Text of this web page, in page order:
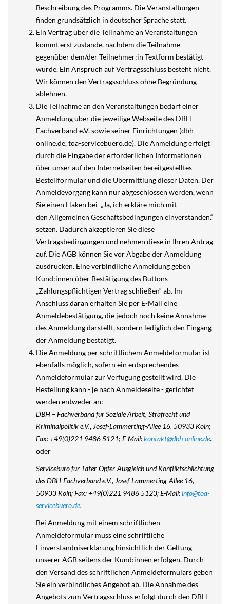
Beschreibung des Programms. Die Veranstaltungen
finden grundsätzlich in deutscher Sprache statt.
Ein Vertrag über die Teilnahme an Veranstaltungen
kommt erst zustande, nachdem die Teilnahme
gegenüber dem/der Teilnehmer:in Textform bestätigt
wurde. Ein Anspruch auf Vertragsschluss besteht nicht.
Wir können den Vertragsschluss ohne Begründung
ablehnen.
Die Teilnahme an den Veranstaltungen bedarf einer
Anmeldung über die jeweilige Webseite des DBH-
Fachverband e.V. sowie seiner Einrichtungen (dbh-
online.de, toa-servicebuero.de). Die Anmeldung erfolgt
durch die Eingabe der erforderlichen Informationen
über unser auf den Internetseiten bereitgestelltes
Bestellformular und die Übermittlung dieser Daten. Der
Anmeldevorgang kann nur abgeschlossen werden, wenn
Sie einen Haken bei „Ja, ich erkläre mich mit
den Allgemeinen Geschäftsbedingungen einverstanden.“
setzen. Dadurch akzeptieren Sie diese
Vertragsbedingungen und nehmen diese in Ihren Antrag
auf. Die AGB können Sie vor Abgabe der Anmeldung
ausdrucken. Eine verbindliche Anmeldung geben
Kund:innen über Bestätigung des Buttons
„Zahlungspflichtigen Vertrag schließen“ ab. Im
Anschluss daran erhalten Sie per E-Mail eine
Anmeldebestätigung, die jedoch noch keine Annahme
des Anmeldung darstellt, sondern lediglich den Eingang
der Anmeldung bestätigt.
Die Anmeldung per schriftlichem Anmeldeformular ist
ebenfalls möglich, sofern ein entsprechendes
Anmeldeformular zur Verfügung gestellt wird. Die
Bestellung kann - je nach Anmeldeseite - gerichtet
werden entweder an:
DBH – Fachverband für Soziale Arbeit, Strafrecht und
Kriminalpolitik e.V., Josef-Lammerting-Allee 16, 50933 Köln;
Fax: +49(0)221 9486 5121; E-Mail:kontakt@dbh-online.de.
oder
Servicebüro für Täter-Opfer-Ausgleich und Konfliktschlichtung
des DBH-Fachverband e.V., Josef-Lammerting-Allee 16,
50933 Köln; Fax: +49(0)221 9486 5123; E-Mail:info@toa-
servicebuero.de.
Bei Anmeldung mit einem schriftlichen
Anmeldeformular muss eine schriftliche
Einverständniserklärung hinsichtlich der Geltung
unserer AGB seitens der Kund:innen erfolgen. Durch
den Versand des schriftlichen Anmeldeformulars geben
Sie ein verbindliches Angebot ab. Die Annahme des
Angebots zum Vertragsschluss erfolgt durch den DBH-